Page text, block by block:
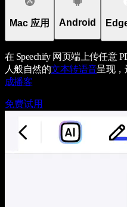
Mac 应用 Android
在 Speechify 网页端上传任意
人般自然的文本转语音呈现，
成播客
免费试用